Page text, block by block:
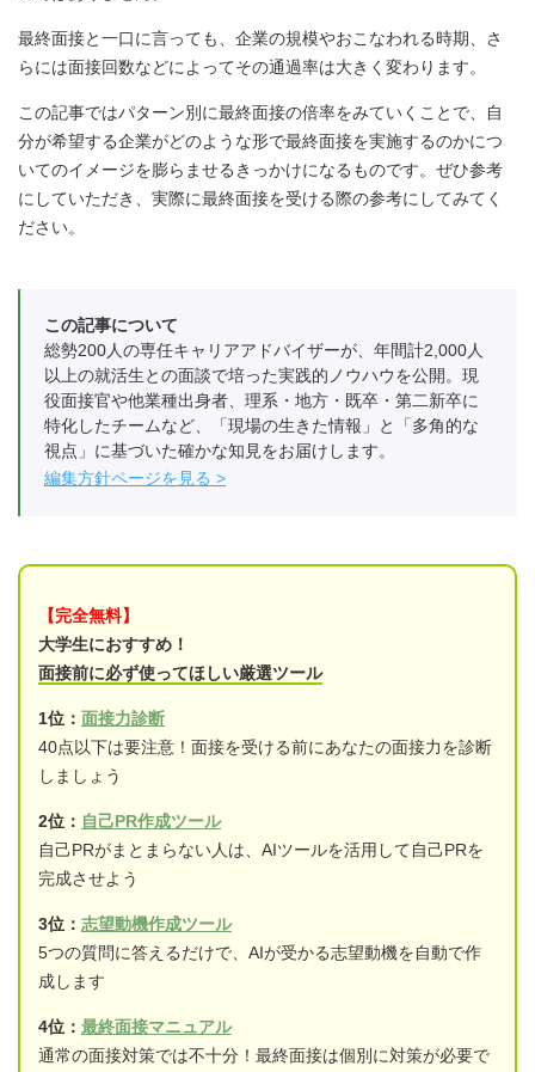
最終面接と一口に言っても、企業の規模やおこなわれる時期、さ
らには面接回数などによってその通過率は大きく変わります。
この記事ではパターン別に最終面接の倍率をみていくことで、自
分が希望する企業がどのような形で最終面接を実施するのかにつ
いてのイメージを膨らませるきっかけになるものです。ぜひ参考
にしていただき、実際に最終面接を受ける際の参考にしてみてく
ださい。
この記事について
総勢200人の専任キャリアアドバイザーが、年間計2,000人
以上の就活生との面談で培った実践的ノウハウを公開。現
役面接官や他業種出身者、理系・地方・既卒・第二新卒に
特化したチームなど、「現場の生きた情報」と「多角的な
視点」に基づいた確かな知見をお届けします。
編集方針ページを見る
【完全無料】
大学生におすすめ！
面接前に必ず使ってほしい厳選ツール
1位： 面接力診断
40点以下は要注意！面接を受ける前にあなたの面接力を診断
しましょう
2位： 自己PR作成ツール
自己PRがまとまらない人は、AIツールを活用して自己PRを
完成させよう
3位： 志望動機作成ツール
5つの質問に答えるだけで、AIが受かる志望動機を自動で作
成します
4位： 最終面接マニュアル
通常の面接対策では不十分！最終面接は個別に対策が必要で